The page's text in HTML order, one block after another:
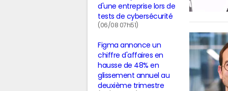
d'une entreprise lors de
tests de cybersécurité
(06/08 07h51)
Figma annonce un
chiffre d'affaires en
hausse de 48% en
glissement annuel au
deuxième trimestre